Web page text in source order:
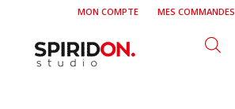
MON COMPTE MES COMMANDES